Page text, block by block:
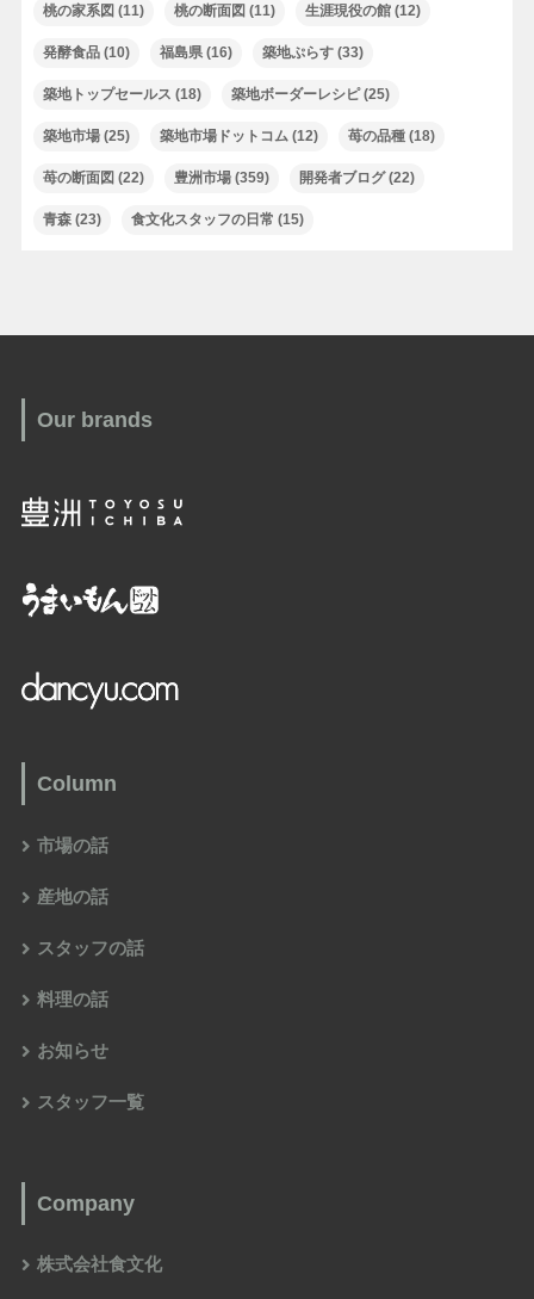
桃の家系図 (11) 桃の断面図 (11) 生涯現役の館(12)
発酵食品(10) 福島県(16) 築地ぷらす(33)
築地トップセールス (18) 築地ボーダーレシピ(25)
築地市場(25) 築地市場ドットコム (12) 苺の品種(18)
苺の断面図 (22) 豊洲市場(359) 開発者ブログ(22)
青森(23) 食文化スタッフの日常 (15)
Our brands
Column
市場の話
産地の話
スタッフの話
料理の話
お知らせ
スタッフ一覧
Company
株式会社食文化